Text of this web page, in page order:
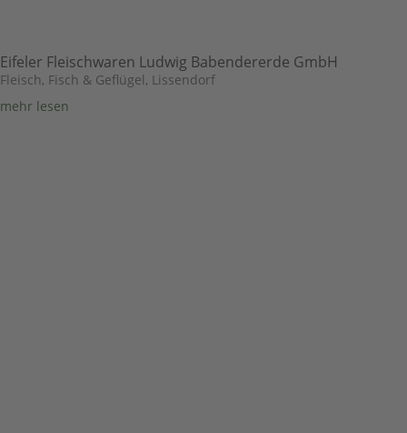
Eifeler Fleischwaren Ludwig Babendererde GmbH
Fleisch, Fisch & Geflügel, Lissendorf
mehr lesen